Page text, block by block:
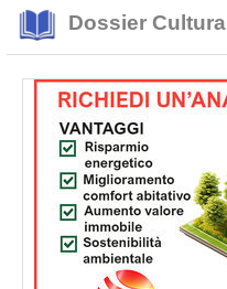
Dossier Cultura